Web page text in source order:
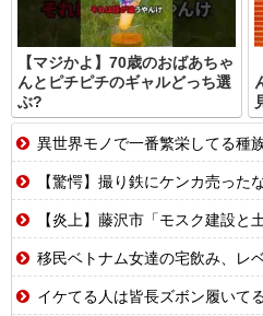
【マジかよ】70歳のおばあちゃ
んとピチピチのギャルどっち選
ぶ?
異世界モノで一番繁栄してる種
【驚愕】撮り鉄にケンカ売ったなんJ
【炎上】藤沢市「モスク建設と土葬も許
移民ベトナム女達の宅飲み、レベチｗｗｗｗｗ
イケてる人は皆長ズボン履いてる。暑い中でも我慢して